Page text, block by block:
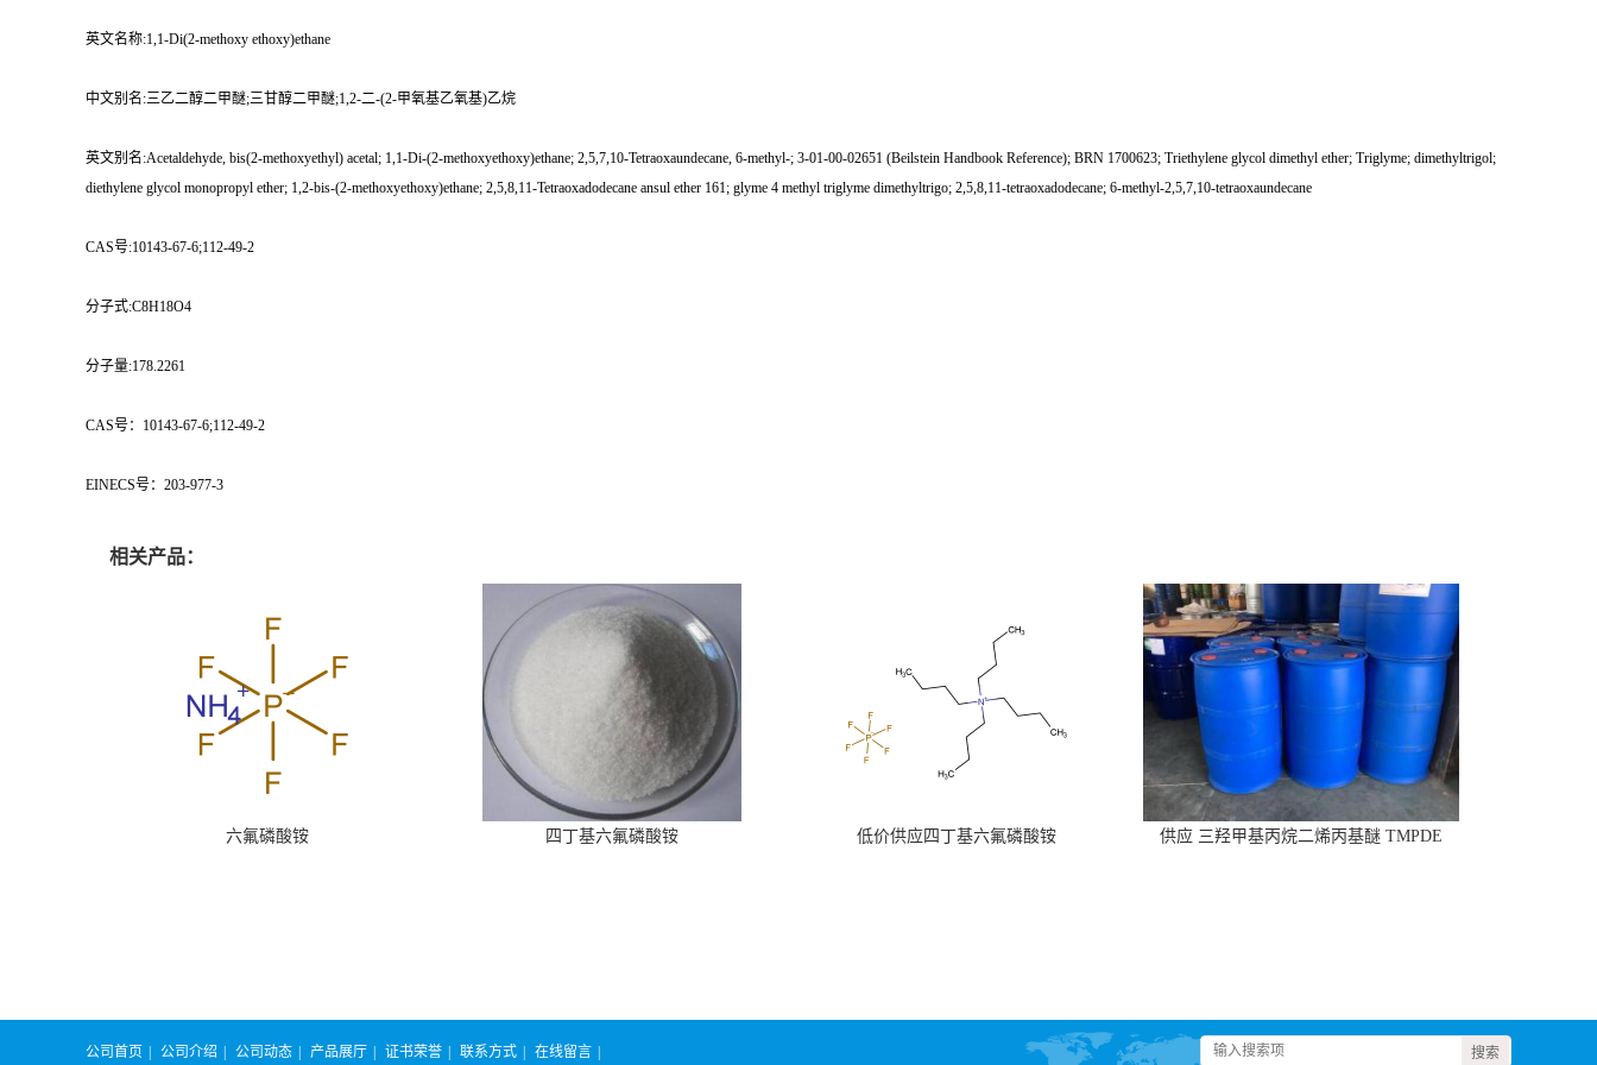
英文名称:1,1-Di(2-methoxy ethoxy)ethane
中文别名:三乙二醇二甲醚;三甘醇二甲醚;1,2-二-(2-甲氧基乙氧基)乙烷
英文别名:Acetaldehyde, bis(2-methoxyethyl) acetal; 1,1-Di-(2-methoxyethoxy)ethane; 2,5,7,10-Tetraoxaundecane, 6-methyl-; 3-01-00-02651 (Beilstein Handbook Reference); BRN 1700623; Triethylene glycol dimethyl ether; Triglyme; dimethyltrigol;
diethylene glycol monopropyl ether; 1,2-bis-(2-methoxyethoxy)ethane; 2,5,8,11-Tetraoxadodecane ansul ether 161; glyme 4 methyl triglyme dimethyltrigo; 2,5,8,11-tetraoxadodecane; 6-methyl-2,5,7,10-tetraoxaundecane
CAS号:10143-67-6;112-49-2
分子式:C8H18O4
分子量:178.2261
CAS号：10143-67-6;112-49-2
EINECS号：203-977-3
相关产品：
六氟磷酸铵 四丁基六氟磷酸铵 低价供应四丁基六氟磷酸铵
供应 三羟甲基丙烷二烯丙基醚 TMPDE
公司首页 公司介绍 公司动态 产品展厅 证书荣誉 联系方式 在线留言